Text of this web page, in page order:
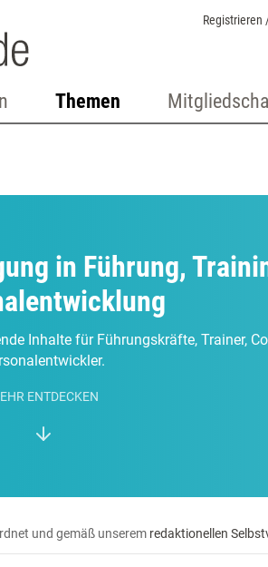
Registrieren
Themen
in Führung,
Inhalte für Führungskräfte, Trainer,
ENTDECKEN
und gemäß unserem redaktionellen